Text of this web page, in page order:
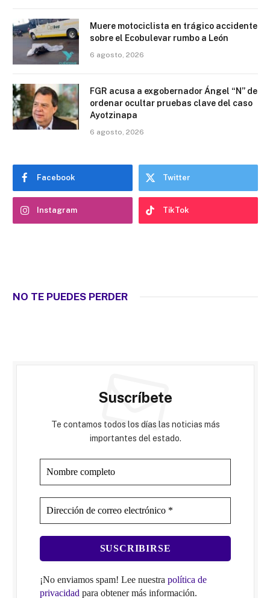
Muere motociclista en trágico accidente
sobre el Ecobulevar rumbo a León
6 agosto, 2026
FGR acusa a exgobernador Ángel “N” de
ordenar ocultar pruebas clave del caso
Ayotzinapa
6 agosto, 2026
Facebook Twitter
Instagram TikTok
NO TE PUEDES PERDER
Suscríbete
Te contamos todos los días las noticias más
importantes del estado.
¡No enviamos spam! Lee nuestra política de
privacidad para obtener más información.